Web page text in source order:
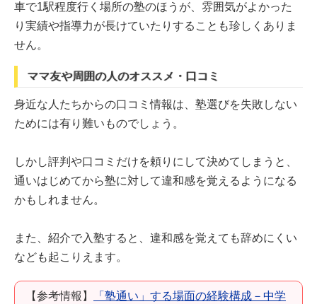
車で1駅程度行く場所の塾のほうが、雰囲気がよかった
り実績や指導力が長けていたりすることも珍しくありま
せん。
ママ友や周囲の人のオススメ・口コミ
身近な人たちからの口コミ情報は、塾選びを失敗しない
ためには有り難いものでしょう。
しかし評判や口コミだけを頼りにして決めてしまうと、
通いはじめてから塾に対して違和感を覚えるようになる
かもしれません。
また、紹介で入塾すると、違和感を覚えても辞めにくい
なども起こりえます。
【参考情報】
「塾通い」する場面の経験構成－中学